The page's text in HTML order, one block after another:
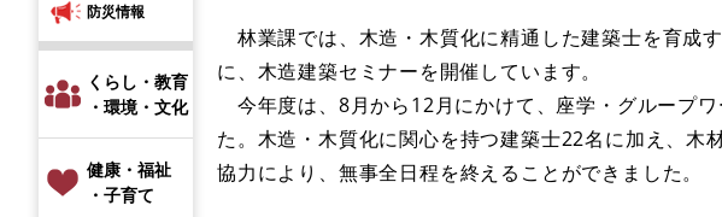
防災情報
くらし・教育
・環境・文化
健康・福祉
・子育て
林業課では、木造・木質化に精通した建築士を育成
に、木造建築セミナーを開催しています。
今年度は、8月から12月にかけて、座学・グループ
た。木造・木質化に関心を持つ建築士22名に加え、
協力により、無事全日程を終えることができました。